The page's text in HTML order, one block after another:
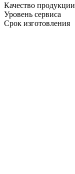
Качество продукции
Уровень сервиса
Срок изготовления